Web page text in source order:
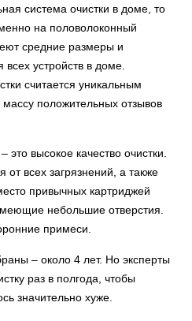
система очистки в доме, то
на половолоконный
средние размеры и
устройств в доме.
считается уникальным
положительных отзывов
это высокое качество очистки.
от всех загрязнений, а также
привычных картриджей
небольшие отверстия.
примеси.
– около 4 лет. Но эксперты
раз в полгода, чтобы
значительно хуже.